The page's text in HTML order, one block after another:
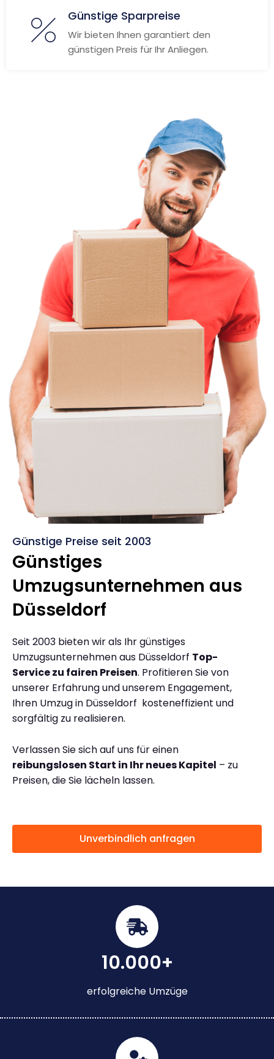
Günstige Sparpreise
Wir bieten Ihnen garantiert den
günstigen Preis für Ihr Anliegen.
Günstige Preise seit 2003
Günstiges
Umzugsunternehmen aus
Düsseldorf
Seit 2003 bieten wir als Ihr günstiges
Umzugsunternehmen aus Düsseldorf Top-
Service zu fairen Preisen. Profitieren Sie von
unserer Erfahrung und unserem Engagement,
Ihren Umzug in Düsseldorf kosteneffizient und
sorgfältig zu realisieren.
Verlassen Sie sich auf uns für einen
reibungslosen Start in Ihr neues Kapitel – zu
Preisen, die Sie lächeln lassen.
Unverbindlich anfragen
10.000+
erfolgreiche Umzüge